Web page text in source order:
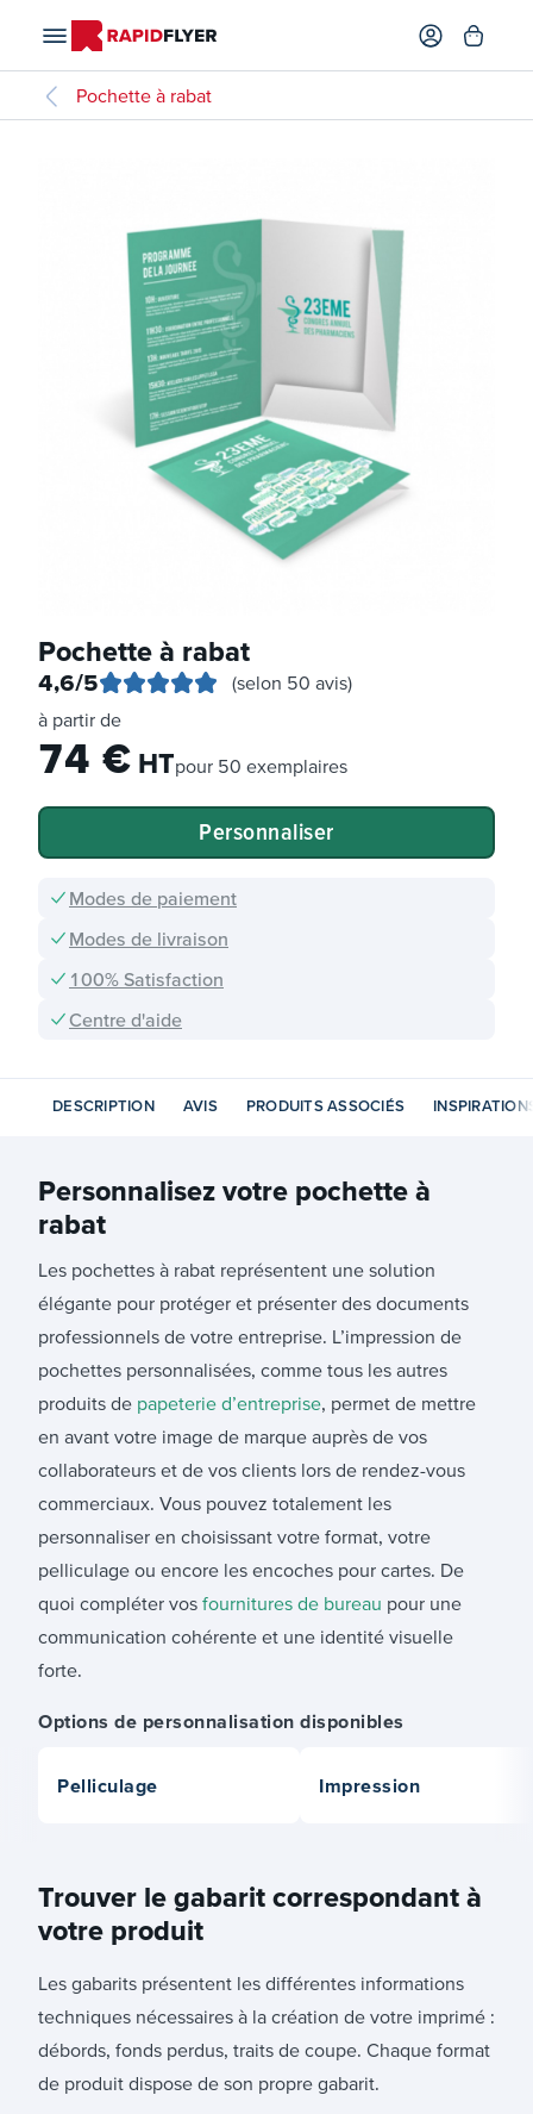
Pochette à rabat
DESCRIPTION AVIS PRODUITS ASSOCIÉS
Pochette à rabat
4,6/5
(selon 50 avis)
à partir de
74 €HTpour 50 exemplaires
Personnaliser
Modes de paiement
Modes de livraison
100% Satisfaction
Centre d'aide
Personnalisez votre pochette à
rabat
Les pochettes à rabat représentent une solution
élégante pour protéger et présenter des documents
professionnels de votre entreprise. L’impression de
pochettes personnalisées, comme tous les autres
produits de papeterie d’entreprise, permet de mettre
en avant votre image de marque auprès de vos
collaborateurs et de vos clients lors de rendez-vous
commerciaux. Vous pouvez totalement les
personnaliser en choisissant votre format, votre
pelliculage ou encore les encoches pour cartes. De
quoi compléter vos fournitures de bureau pour une
communication cohérente et une identité visuelle
forte.
Options de personnalisation disponibles
Pelliculage Impression
Trouver le gabarit correspondant à
votre produit
Les gabarits présentent les différentes informations
techniques nécessaires à la création de votre imprimé :
débords, fonds perdus, traits de coupe. Chaque format
de produit dispose de son propre gabarit.